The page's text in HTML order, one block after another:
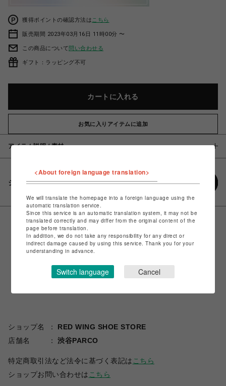
獲得ポイントの確認方法は こちら
販売期間 2023年03月16日 11時00分 〜
この商品について問い合わせる
ギフト：ラッピング不可
カートに入れる
お気に入りアイテムに追加
アイテム説明 / 素材
シェアする
ショップ名
RED WING SHOE STORE
店舗名
渋谷PARCO
特定商取引法など法令に基づく表記は こちら
ショップお問い合わせは こちら
<About foreign language translation>
We will translate the homepage into a foreign language using the
automatic translation service.
Since this service is an automatic translation system, it may not be
translated correctly and may differ from the original content of the
page before translation.
In addition, we do not take any responsibility for any direct or
indirect damage caused by using this service. Thank you for your
understanding in advance.
Switch language Cancel